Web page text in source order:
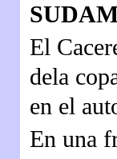
El
dela
en el
En una